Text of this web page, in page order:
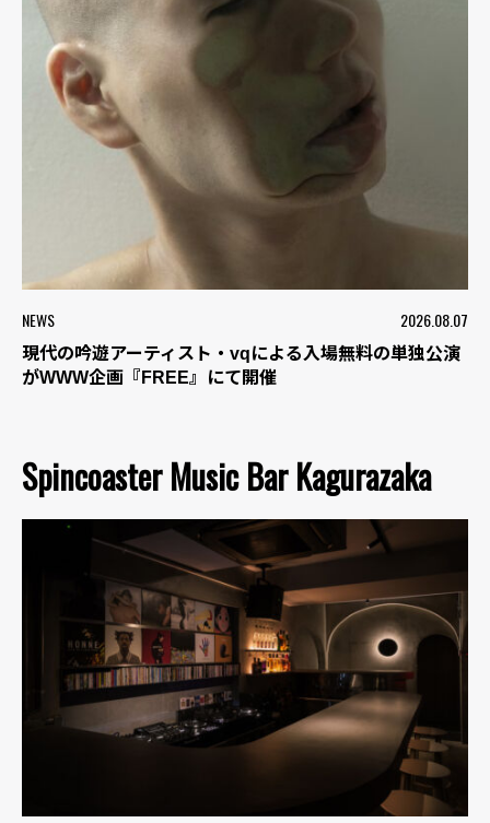
NEWS 2026.08.07
現代の吟遊アーティスト・vqによる入場無料の単独公演
がWWW企画『FREE』にて開催
Spincoaster Music Bar Kagurazaka